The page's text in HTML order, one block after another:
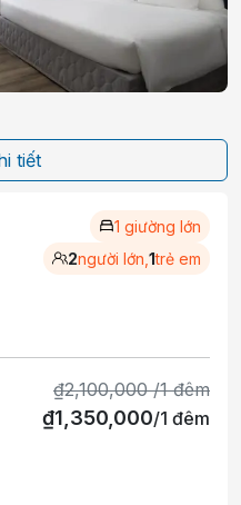
tiết
1 giường lớn
2người lớn, 1trẻ em
₫2,100,000 /1 đêm
₫1,350,000/1 đêm